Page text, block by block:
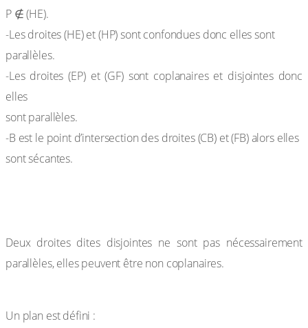
P ∉ (HE).
-Les droites (HE) et (HP) sont confondues donc elles sont
parallèles.
-Les droites (EP) et (GF) sont coplanaires et disjointes donc
elles
sont parallèles.
-B est le point d’intersection des droites (CB) et (FB) alors elles
sont sécantes.
Deux droites dites disjointes ne sont pas nécessairement
parallèles, elles peuvent être non coplanaires.
Un plan est défini :